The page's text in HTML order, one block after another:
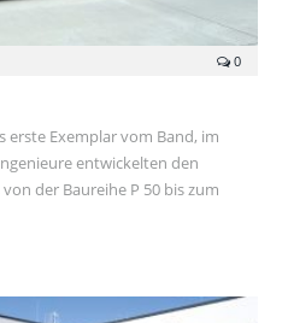
0
erste Exemplar vom Band, im
entwickelten den
der Baureihe P 50 bis zum